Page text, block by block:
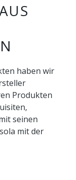
haben wir
Produkten
seinen
mit der